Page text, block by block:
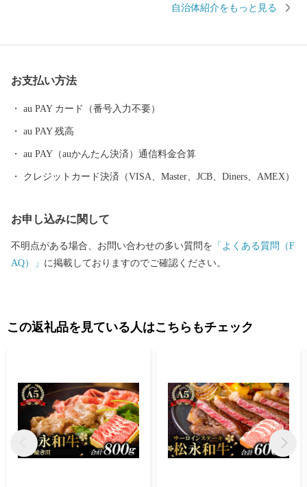
呂」を祀る神社があり、中世の町並みが今も残る文化のまちとし
納税を通じて、益田市の魅力ある資源と未来をぜひ応援してくだ
自治体紹介をもっと見る
お支払い方法
au PAY カード（番号入力不要）
au PAY 残高
au PAY（auかんたん決済）通信料金合算
クレジットカード決済（VISA、Master、JCB、Diners、AMEX）
お申し込みに関して
不明点がある場合、お問い合わせの多い質問を 「よくある質問（F
AQ）」 に掲載しておりますのでご確認ください。
この返礼品を見ている人はこちらもチェック